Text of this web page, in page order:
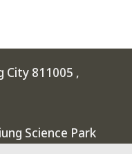
City 811005 ,
Science Park